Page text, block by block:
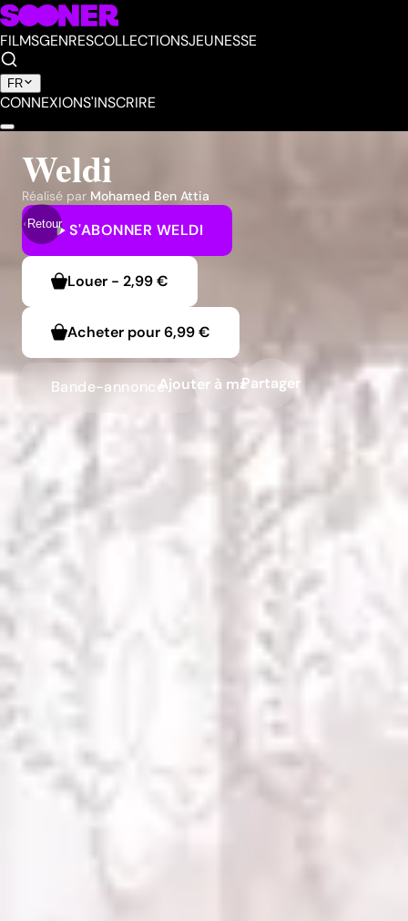
FILMSGENRESCOLLECTIONSJEUNESSE
FR
CONNEXIONS'INSCRIRE
Retour
Weldi
Réalisé par Mohamed Ben Attia
S'ABONNER WELDI
Louer - 2,99 €
Acheter pour6,99 €
Bande-annonceAjouter à ma liste
Partager